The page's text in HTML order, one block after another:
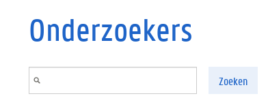
Onderzoekers
Zoeken